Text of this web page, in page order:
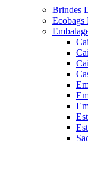
Brindes
Ecobags